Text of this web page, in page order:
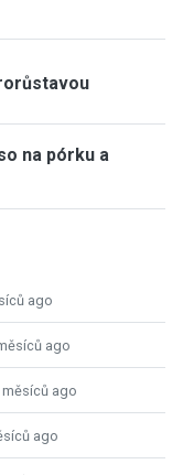
na pórku a
ago
ago
měsíců ago
ago